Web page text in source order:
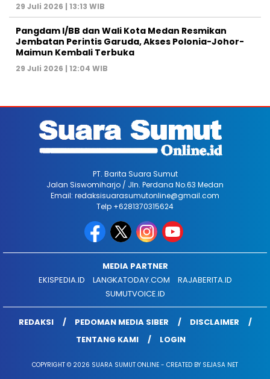
29 Juli 2026 | 13:13 WIB
Pangdam I/BB dan Wali Kota Medan Resmikan
Jembatan Perintis Garuda, Akses Polonia-Johor-
Maimun Kembali Terbuka
29 Juli 2026 | 12:04 WIB
PT. Barita Suara Sumut
Jalan Siswomiharjo / Jln. Perdana No.63 Medan
Email: redaksisuarasumutonline@gmail.com
Telp +6281370315624
MEDIA PARTNER
EKISPEDIA.ID
LANGKATODAY.COM
RAJABERITA.ID
SUMUTVOICE.ID
REDAKSI PEDOMAN MEDIA SIBER
DISCLAIMER
TENTANG KAMI
LOGIN
COPYRIGHT © 2026 SUARA SUMUT ONLINE - CREATED BY SEJASA NET